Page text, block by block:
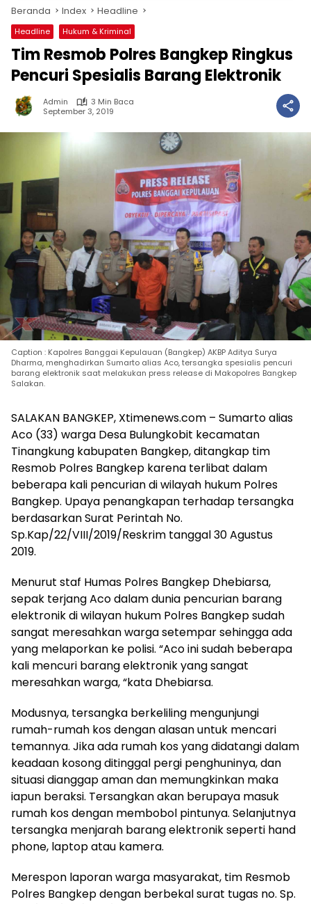
Beranda Index Headline
Headline Hukum & Kriminal
Tim Resmob Polres Bangkep Ringkus
Pencuri Spesialis Barang Elektronik
Admin
3 Min Baca
September 3, 2019
Caption : Kapolres Banggai Kepulauan (Bangkep) AKBP Aditya Surya
Dharma, menghadirkan Sumarto alias Aco, tersangka spesialis pencuri
barang elektronik saat melakukan press release di Makopolres Bangkep
Salakan.
SALAKAN BANGKEP, Xtimenews.com – Sumarto alias
Aco (33) warga Desa Bulungkobit kecamatan
Tinangkung kabupaten Bangkep, ditangkap tim
Resmob Polres Bangkep karena terlibat dalam
beberapa kali pencurian di wilayah hukum Polres
Bangkep. Upaya penangkapan terhadap tersangka
berdasarkan Surat Perintah No.
Sp.Kap/22/VIII/2019/Reskrim tanggal 30 Agustus
2019.
Menurut staf Humas Polres Bangkep Dhebiarsa,
sepak terjang Aco dalam dunia pencurian barang
elektronik di wilayan hukum Polres Bangkep sudah
sangat meresahkan warga setempar sehingga ada
yang melaporkan ke polisi. “Aco ini sudah beberapa
kali mencuri barang elektronik yang sangat
meresahkan warga, “kata Dhebiarsa.
Modusnya, tersangka berkeliling mengunjungi
rumah-rumah kos dengan alasan untuk mencari
temannya. Jika ada rumah kos yang didatangi dalam
keadaan kosong ditinggal pergi penghuninya, dan
situasi dianggap aman dan memungkinkan maka
iapun beraksi. Tersangkan akan berupaya masuk
rumah kos dengan membobol pintunya. Selanjutnya
tersangka menjarah barang elektronik seperti hand
phone, laptop atau kamera.
Merespon laporan warga masyarakat, tim Resmob
Polres Bangkep dengan berbekal surat tugas no. Sp.